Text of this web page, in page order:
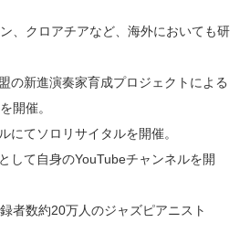
、クロアチアなど、海外においても研
の新進演奏家育成プロジェクトによる
開催。
にてソロリサイタルを開催。
して自身のYouTubeチャンネルを開
者数約20万人のジャズピアニスト